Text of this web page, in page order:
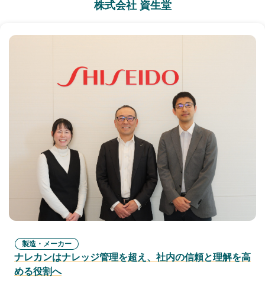
株式会社 資生堂
製造・メーカー
ナレカンはナレッジ管理を超え、社内の信頼と理解を高
める役割へ